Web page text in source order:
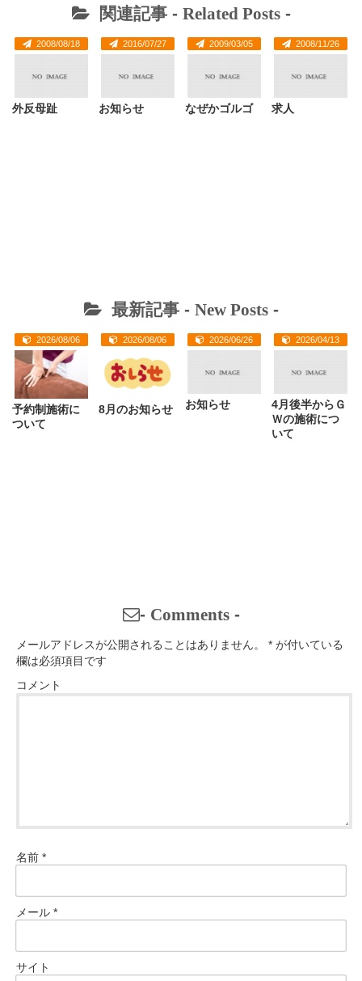
関連記事 - Related Posts-
2008/08/18
外反母趾
2016/07/27
お知らせ
2009/03/05
なぜかゴルゴ
2008/11/26
求人
最新記事 - New Posts-
2026/08/06
予約制施術に
ついて
2026/08/06
8月のお知らせ
2026/06/26
お知らせ
2026/04/13
4月後半からＧ
Ｗの施術につ
いて
- Comments-
メールアドレスが公開されることはありません。 * が付いている
欄は必須項目です
コメント
名前 *
メール *
サイト